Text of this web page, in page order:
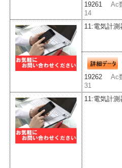
19261 Ac
14
11:電気計測
19262 Ac
31
11:電気計測